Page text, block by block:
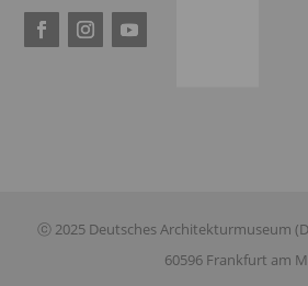
ⓒ 2025 Deutsches Architekturmuseum
60596 Frankfurt am